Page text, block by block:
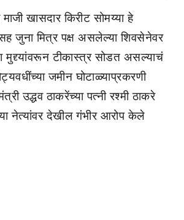
खासदार किरीट सोमय्या हे
जुना मित्र पक्ष असलेल्या शिवसेनेवर
मुद्द्यांवरून टीकास्त्र सोडत असल्याचं
जमीन घोटाळ्याप्रकरणी
उद्धव ठाकरेंच्या पत्नी रश्मी ठाकरे
नेत्यांवर देखील गंभीर आरोप केले